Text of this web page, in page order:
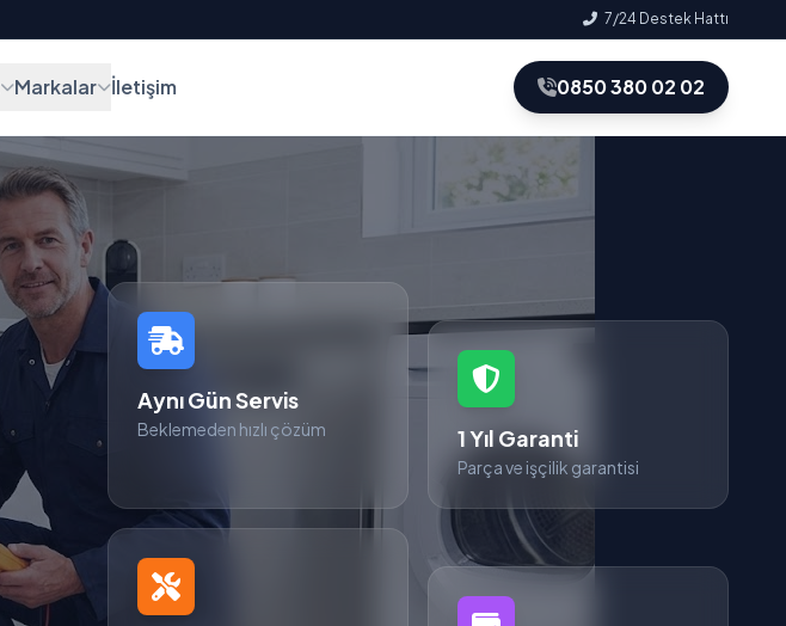
7/24 Destek Hattı
Markalar İletişim 0850 380 02 02
Aynı Gün Servis
Beklemeden hızlı çözüm 1 Yıl Garanti
Parça ve işçilik garantisi